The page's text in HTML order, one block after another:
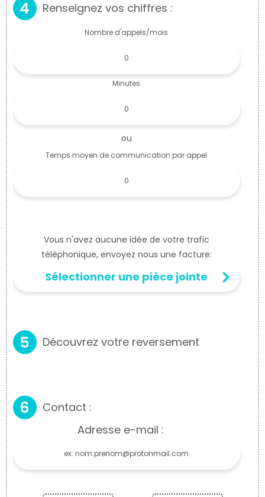
Renseignez vos chiffres :
Nombre d'appels/mois
Minutes
ou
Temps moyen de communication par appel
Vous n'avez aucune idée de votre trafic
téléphonique, envoyez nous une facture:
Sélectionner une pièce jointe
Découvrez votre reversement
Contact :
Adresse e-mail :